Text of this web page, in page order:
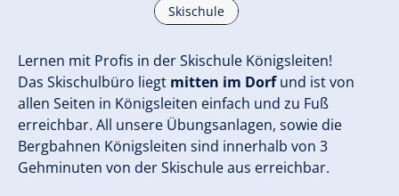
Skischule
Lernen mit Profis in der Skischule Königsleiten!
Das Skischulbüro liegt mitten im Dorfund ist von
allen Seiten in Königsleiten einfach und zu Fuß
erreichbar. All unsere Übungsanlagen, sowie die
Bergbahnen Königsleiten sind innerhalb von 3
Gehminuten von der Skischule aus erreichbar.